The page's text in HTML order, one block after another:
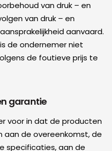
van druk – en
van druk – en
aanvaard.
de ondernemer niet
de foutieve prijs te
garantie
voor in dat de producten
de overeenkomst, de
specificaties, aan de